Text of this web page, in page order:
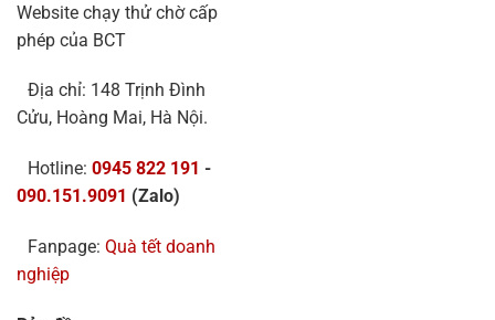
Website chạy thử chờ cấp
phép của BCT
Địa chỉ: 148 Trịnh Đình
Cửu, Hoàng Mai, Hà Nội.
Hotline: 0945 822 191 -
090.151.9091 (Zalo)
Fanpage: Quà tết doanh
nghiệp